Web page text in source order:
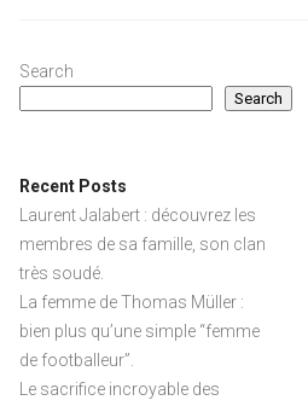
Search
Search
Recent Posts
Laurent Jalabert : découvrez les
membres de sa famille, son clan
très soudé.
La femme de Thomas Müller :
bien plus qu’une simple “femme
de footballeur”.
Le sacrifice incroyable des